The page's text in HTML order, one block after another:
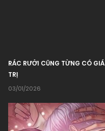
RÁC RƯỞI CŨNG TỪNG CÓ GIÁ
TRỊ
03/01/2026